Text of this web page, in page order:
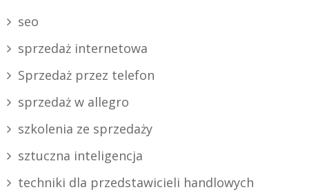
seo
sprzedaż internetowa
Sprzedaż przez telefon
sprzedaż w allegro
szkolenia ze sprzedaży
sztuczna inteligencja
techniki dla przedstawicieli handlowych